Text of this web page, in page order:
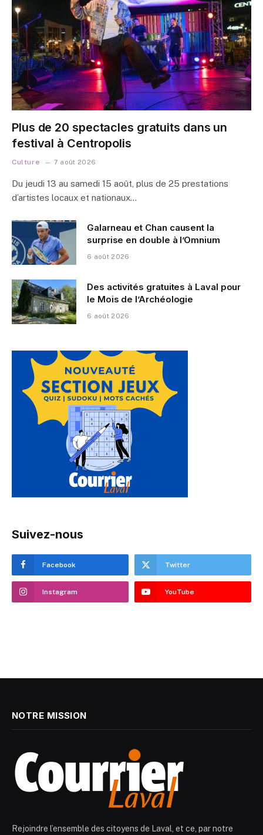
Plus de 20 spectacles gratuits dans un
festival à Centropolis
Culture 7 août 2026
Du jeudi 13 au samedi 15 août, plus de 25 prestations
d’artistes locaux et nationaux…
Galarneau et Chan causent la
surprise en double à l’Omnium
6 août 2026
Des activités gratuites à Laval pour
le Mois de l’Archéologie
6 août 2026
Suivez-nous
Facebook Twitter
Instagram YouTube
NOTRE MISSION
Rejoindre l’ensemble des citoyens de Laval, et ce, par notre